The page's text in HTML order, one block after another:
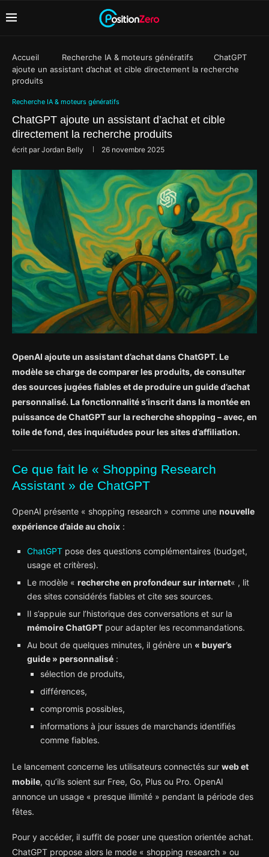
Accueil Recherche IA & moteurs génératifs
ChatGPT
ajoute un assistant d’achat et cible directement la recherche
produits
Recherche IA & moteurs génératifs
ChatGPT ajoute un assistant d’achat et cible
directement la recherche produits
écrit parJordan Belly 26 novembre 2025
OpenAI ajoute un assistant d’achat dans ChatGPT. Le
modèle se charge de comparer les produits, de consulter
des sources jugées fiables et de produire un guide d’achat
personnalisé. La fonctionnalité s’inscrit dans la montée en
puissance de ChatGPT sur la recherche shopping – avec, en
toile de fond, des inquiétudes pour les sites d’affiliation.
Ce que fait le « Shopping Research
Assistant » de ChatGPT
OpenAI présente « shopping research » comme une nouvelle
expérience d’aide au choix :
ChatGPT pose des questions complémentaires (budget,
usage et critères).
Le modèle « recherche en profondeur sur internet« , lit
des sites considérés fiables et cite ses sources.
Il s’appuie sur l’historique des conversations et sur la
mémoire ChatGPT pour adapter les recommandations.
Au bout de quelques minutes, il génère un « buyer’s
guide » personnalisé :
sélection de produits,
différences,
compromis possibles,
informations à jour issues de marchands identifiés
comme fiables.
Le lancement concerne les utilisateurs connectés sur web et
mobile, qu’ils soient sur Free, Go, Plus ou Pro. OpenAI
annonce un usage « presque illimité » pendant la période des
fêtes.
Pour y accéder, il suffit de poser une question orientée achat.
ChatGPT propose alors le mode « shopping research » ou